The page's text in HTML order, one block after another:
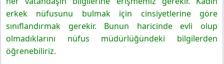
Örnek 4
Etkinlik 2 Araştırma Sorusu Olur mu?
5. Sınıf Matematik Ders Kitabı Sayfa 66 Cevapları MEB
Yayınları
Örnek 5
erkek nüfusunu bulmak için cinsiyetlerine göre
sınıflandırmak gerekir. Bunun haricinde evli olup
olmadıklarını nüfus müdürlüğündeki bilgilerden
öğrenebiliriz.